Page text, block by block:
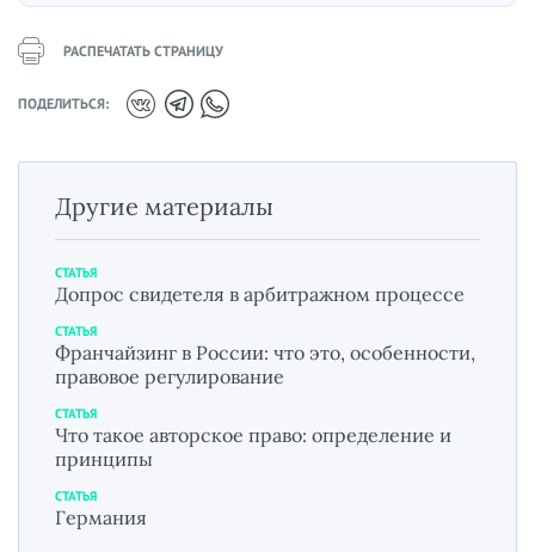
РАСПЕЧАТАТЬ СТРАНИЦУ
ПОДЕЛИТЬСЯ:
Другие материалы
СТАТЬЯ
Допрос свидетеля в арбитражном процессе
СТАТЬЯ
Франчайзинг в России: что это, особенности,
правовое регулирование
СТАТЬЯ
Что такое авторское право: определение и
принципы
СТАТЬЯ
Германия